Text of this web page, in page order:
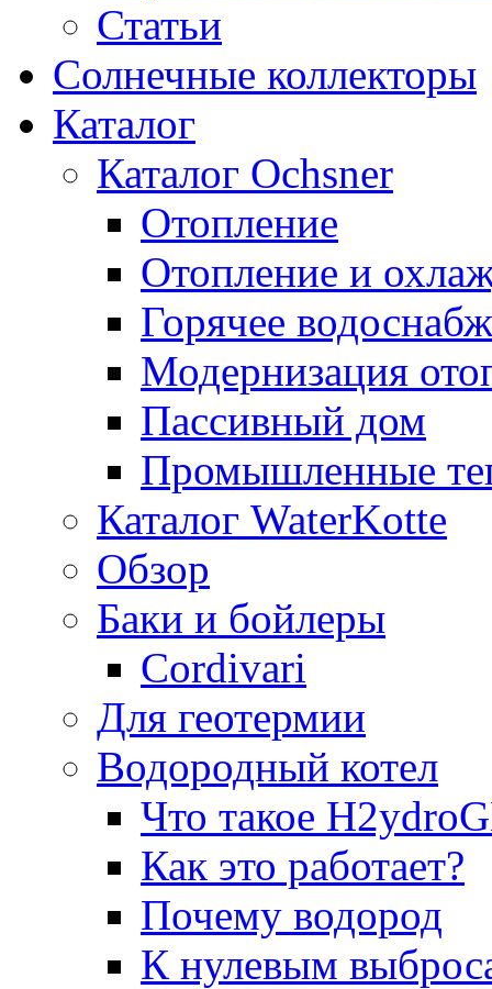
Статьи
Солнечные коллекторы
Каталог
Каталог Ochsner
Отопление
Отопление и
Горячее
Модернизация
Пассивный дом
Промышленные
Каталог WaterKotte
Обзор
Баки и бойлеры
Cordivari
Для геотермии
Водородный котел
Что такое
Как это работает?
Почему водород
К нулевым